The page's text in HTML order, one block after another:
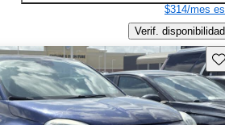
$314/mes
Verif. disponibilidad